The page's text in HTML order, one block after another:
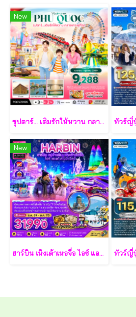
New
ซุปตาร์... เติมรักให้หวาน กลางเกาะฟูก๊วก 3 วัน 2 คืน - VZ
New
ฮาร์บิน เหิงเต้าเหอจื่อ ไอซ์ แอนด์ สโนว์ เวิล์ด 7 วัน 5 คืน-XJ